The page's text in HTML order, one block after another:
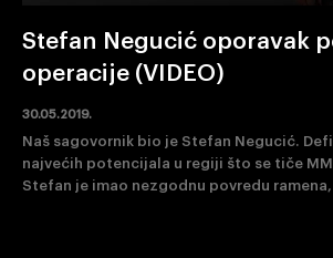
Stefan Negucić oporavak
operacije (VIDEO)
30.05.2019.
Naš sagovornik bio je Stefan Negucić. Definitivno jedan od
najvećih potencijala u regiji što se tiče
Stefan je imao nezgodnu povredu